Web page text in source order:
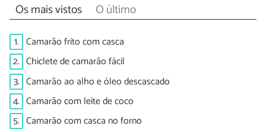
Os mais vistos O último
1. Camarão frito com casca
2. Chiclete de camarão fácil
3. Camarão ao alho e óleo descascado
4. Camarão com leite de coco
5. Camarão com casca no forno